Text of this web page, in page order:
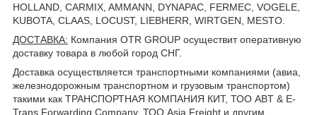
HOLLAND, CARMIX, AMMANN, DYNAPAC, FERMEC, VOGELE,
KUBOTA, CLAAS, LOCUST, LIEBHERR, WIRTGEN, MESTO.
ДОСТАВКА: Компания OTR GROUP осуществит оперативную
доставку товара в любой город СНГ.
Доставка осуществляется транспортными компаниями (авиа,
железнодорожным транспортном и грузовым транспортом)
такими как ТРАНСПОРТНАЯ КОМПАНИЯ КИТ, ТОО ABT & E-
Trans Forwarding Company, ТОО Asia Freight и другим